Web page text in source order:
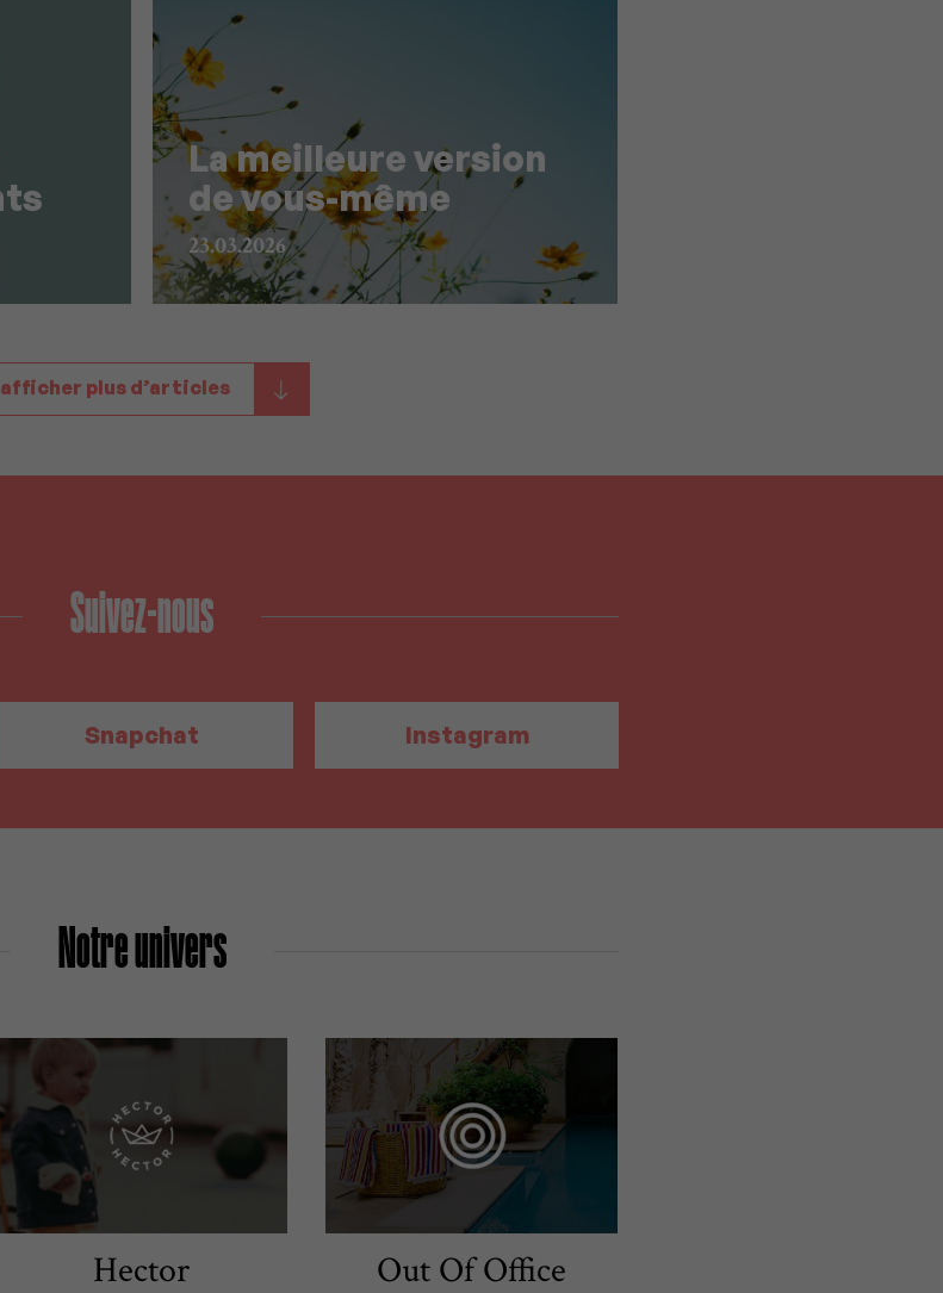
La meilleure version
de vous-même
23.03.2026
afficher plus d’articles
Suivez-nous
Snapchat Instagram
Notre univers
Hector Out Of Office